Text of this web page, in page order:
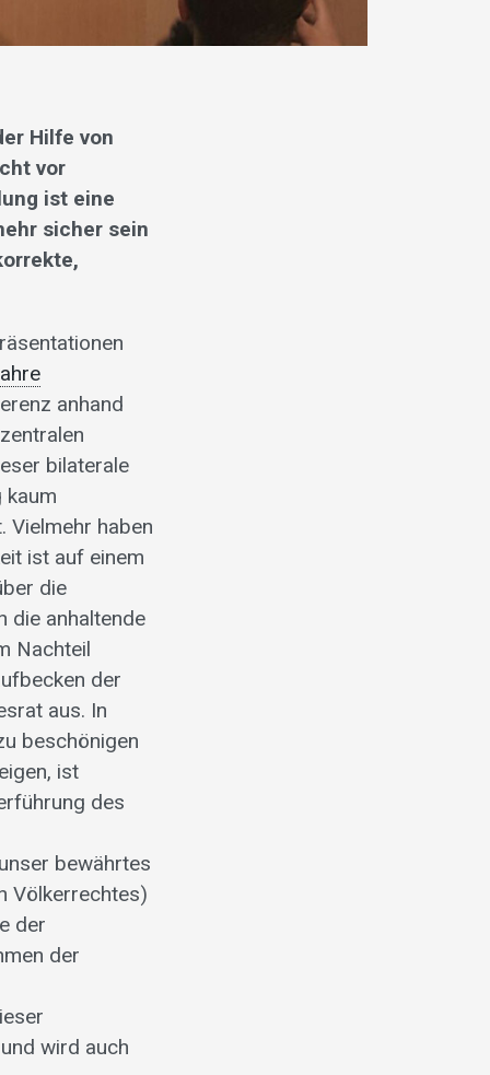
Hilfe von
vor
ist eine
sicher sein
anhand
bilaterale
kaum
Vielmehr haben
ist auf einem
die
die anhaltende
Nachteil
der
aus. In
beschönigen
ist
des
bewährtes
Völkerrechtes)
der
der
wird auch